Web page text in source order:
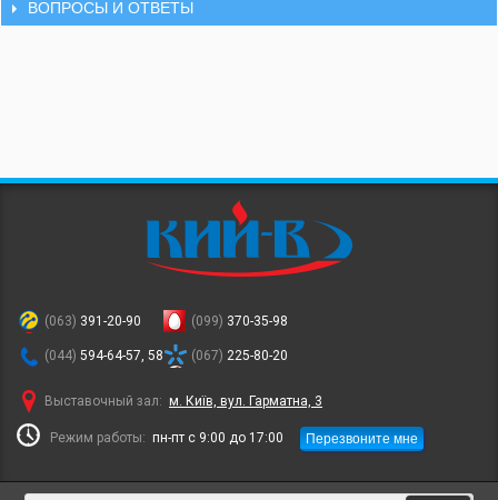
ВОПРОСЫ И ОТВЕТЫ
(063) 391-20-90
(044) 594-64-57, 58
(099) 370-35-98
(067) 225-80-20
Выставочный зал: м. Київ, вул. Гарматна, 3
Режим работы: пн-пт с 9:00 до 17:00 Перезвоните мне